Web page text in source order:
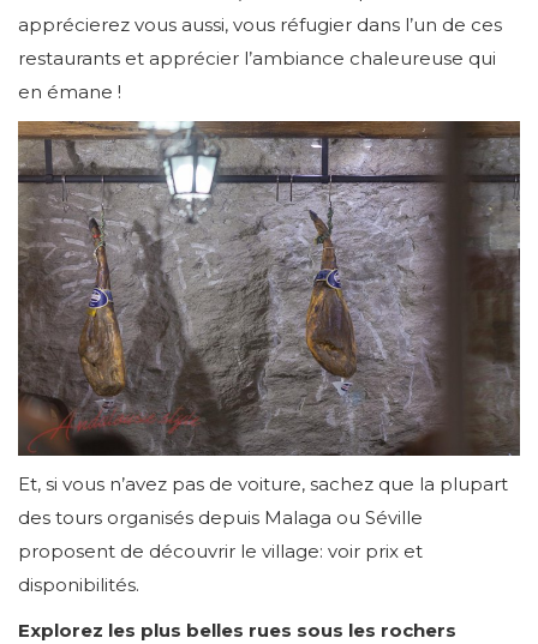
apprécierez vous aussi, vous réfugier dans l’un de ces
restaurants et apprécier l’ambiance chaleureuse qui
en émane !
Et, si vous n’avez pas de voiture, sachez que la plupart
des tours organisés depuis Malaga ou Séville
proposent de découvrir le village: voir prix et
disponibilités.
Explorez les plus belles rues sous les rochers